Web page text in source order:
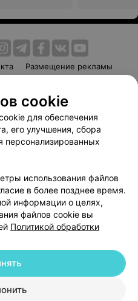
Размещение рекламы
Способы оплаты
Партнеры
103.by
данных
| 220012, Республика Беларусь,
cookie
для обеспечения
его улучшения, сбора
персонализированных
использования файлов
в более позднее время.
информации о целях,
файлов cookie вы
Политикой обработки